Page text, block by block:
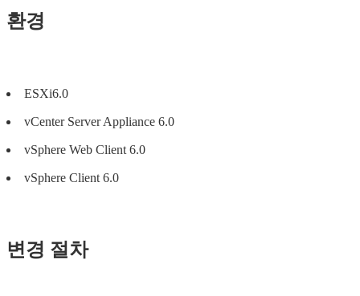
환경
ESXi6.0
vCenter Server Appliance 6.0
vSphere Web Client 6.0
vSphere Client 6.0
변경 절차